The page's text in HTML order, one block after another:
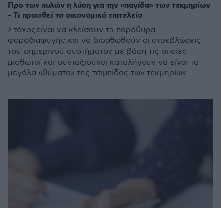
Προ των πυλών η λύση για την «παγίδα» των τεκμηρίων
- Τι προωθεί το οικονομικό επιτελείο
Στόχος είναι να κλείσουν τα παράθυρα
φοροδιαφυγής και να διορθωθούν οι στρεβλώσεις
του σημερινού συστήματος με βάση τις οποίες
μισθωτοί και συνταξιούχοι καταλήγουν να είναι τα
μεγάλα «θύματα» της τσιμπίδας των τεκμηρίων